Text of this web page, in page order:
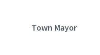
Town Mayor